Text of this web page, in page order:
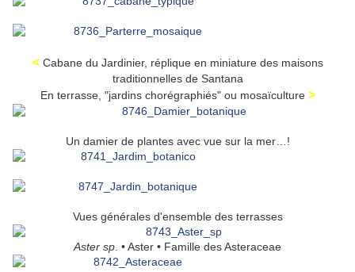
<Cabane du Jardinier, réplique en miniature des maisons
traditionnelles de Santana
En terrasse, "jardins chorégraphiés" ou mosaïculture >
Un damier de plantes avec vue sur la mer…!
Vues générales d'ensemble des terrasses
Aster sp . • Aster • Famille des Asteraceae